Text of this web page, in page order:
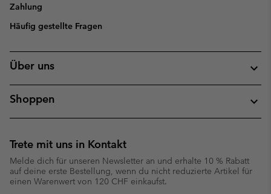
Zahlung
Häufig gestellte Fragen
Über uns
Shoppen
Trete mit uns in Kontakt
Melde dich für unseren Newsletter an und erhalte 10 % Rabatt
auf deine erste Bestellung, wenn du nicht reduzierte Artikel für
einen Warenwert von 120 CHF einkaufst.